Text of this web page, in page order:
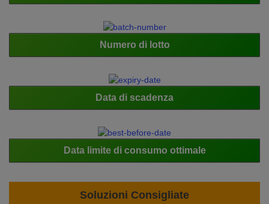
Numero di lotto
Data di scadenza
Data limite di consumo ottimale
Soluzioni Consigliate